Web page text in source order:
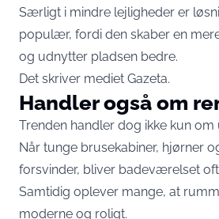
Særligt i mindre lejligheder er
populær, fordi den skaber en
og udnytter pladsen bedre.
Det skriver mediet Gazeta.
Handler også om
Trenden handler dog ikke kun om
Når tunge brusekabiner, hjørner
forsvinder, bliver badeværelset
Samtidig oplever mange, at
moderne og roligt.